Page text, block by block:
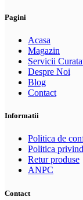
Pagini
Acasa
Magazin
Servicii
Despre Noi
Blog
Contact
Informatii
Politica de
Politica
Retur produse
ANPC
Contact